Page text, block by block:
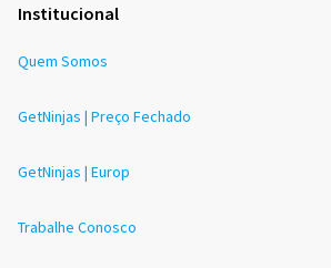
Institucional
Quem Somos
GetNinjas | Preço Fechado
GetNinjas | Europ
Trabalhe Conosco